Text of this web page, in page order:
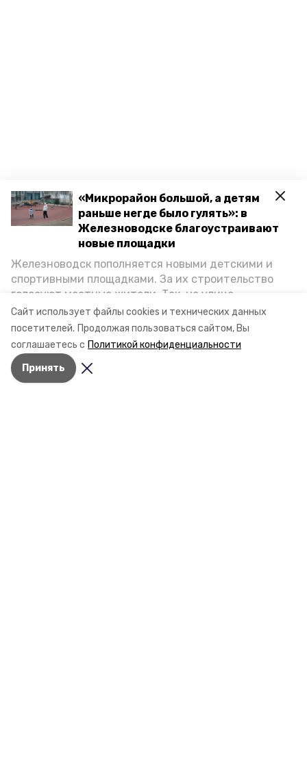
Сайт использует файлы cookies и технических данных
посетителей. Продолжая пользоваться сайтом, Вы
соглашаетесь с Политикой конфиденциальности
Принять
«Микрорайон большой, а детям
раньше негде было гулять»: в
Железноводске благоустраивают
новые площадки
Железноводск пополняется новыми детскими и
спортивными площадками. За их строительство
голосуют местные жители. Так, на улице
Октябрьской уже появилось современное
пространство для отдыха, а в Иноземцеве
приступили к возведению большой спортплощадки.
Подробнее о том, как она будет выглядеть — в
фоторепортаже «Победы26».